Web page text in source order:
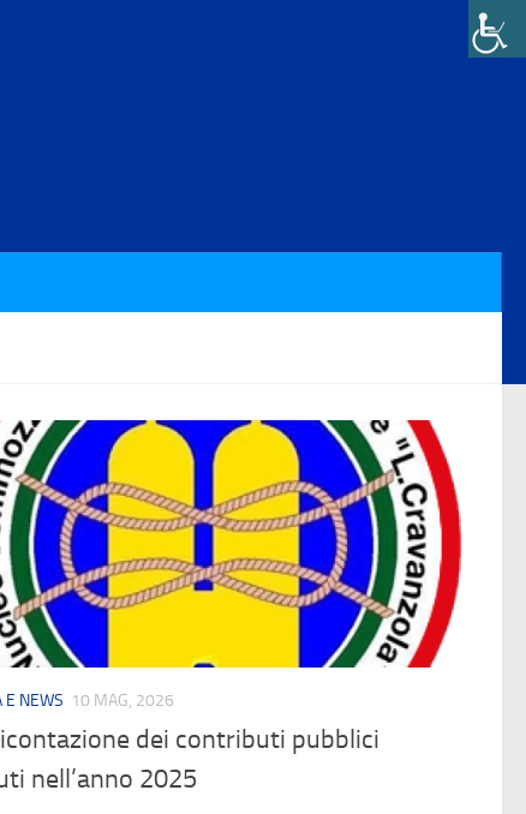
E NEWS 10 MAG, 2026
dei contributi pubblici
nell’anno 2025